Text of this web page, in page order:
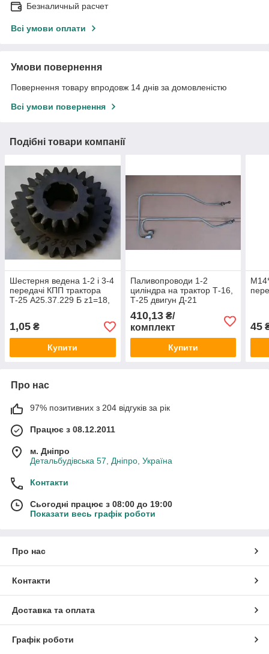
Безналичный расчет
Всі умови оплати
Умови повернення
Повернення товару впродовж 14 днів за домовленістю
Всі умови повернення
Подібні товари компанії
Шестерня ведена 1-2 і 3-4
передачі КПП трактора
Т-25 А25.37.229 Б z1=18,
1,05 ₴
Купити
Паливопроводи 1-2
циліндра на трактор Т-16,
Т-25 двигун Д-21
Д37М-1104200-11
410,13₴/
комплект
Купити
45
Про нас
97% позитивних з 204 відгуків за рік
Працює з 08.12.2011
м. Дніпро
Детальбудівська 57, Дніпро, Україна
Контакти
Сьогодні працює з 08:00 до 19:00
Показати весь графік роботи
Про нас
Контакти
Доставка та оплата
Графік роботи